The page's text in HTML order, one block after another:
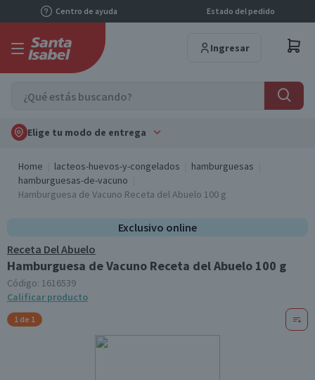
Centro de ayuda Estado del pedido
Ingresar
Elige tu modo de entrega
Home lacteos-huevos-y-congelados
hamburguesas
hamburguesas-de-vacuno
Hamburguesa de Vacuno Receta del Abuelo 100 g
Exclusivo online
Receta Del Abuelo
Hamburguesa de Vacuno Receta del Abuelo 100 g
Código: 1616539
Calificar producto
1 de 1